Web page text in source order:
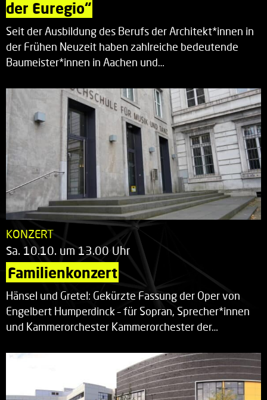
der Euregio“
Seit der Ausbildung des Berufs der Architekt*innen in
der Frühen Neuzeit haben zahlreiche bedeutende
Baumeister*innen in Aachen und…
KONZERT
Sa. 10.10. um 13.00 Uhr
Familienkonzert
Hänsel und Gretel: Gekürzte Fassung der Oper von
Engelbert Humperdinck – für Sopran, Sprecher*innen
und Kammerorchester Kammerorchester der…